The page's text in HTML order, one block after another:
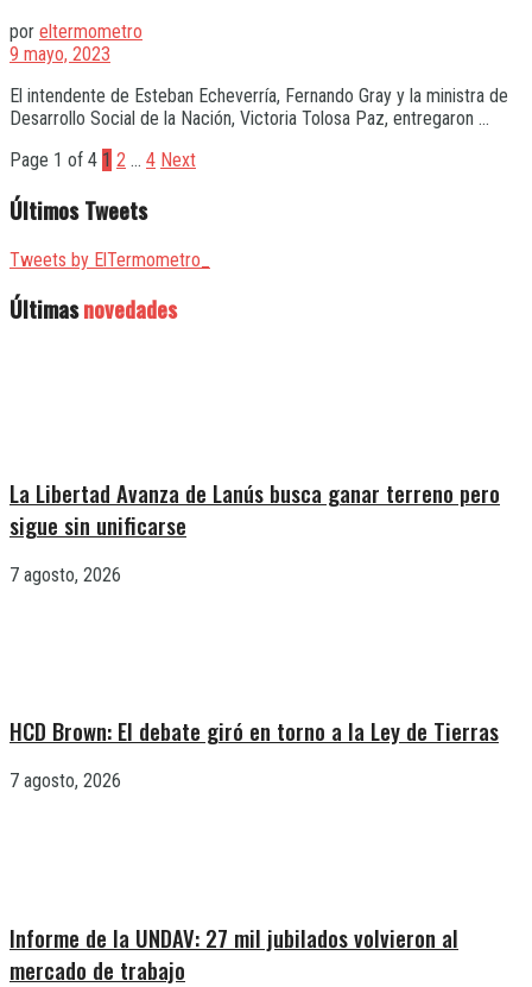
por eltermometro
9 mayo, 2023
El intendente de Esteban Echeverría, Fernando Gray y la ministra de
Desarrollo Social de la Nación, Victoria Tolosa Paz, entregaron ...
Page 1 of 4 1 2 … 4 Next
Últimos Tweets
Tweets by ElTermometro_
Últimasnovedades
La Libertad Avanza de Lanús busca ganar terreno pero
sigue sin unificarse
7 agosto, 2026
HCD Brown: El debate giró en torno a la Ley de Tierras
7 agosto, 2026
Informe de la UNDAV: 27 mil jubilados volvieron al
mercado de trabajo